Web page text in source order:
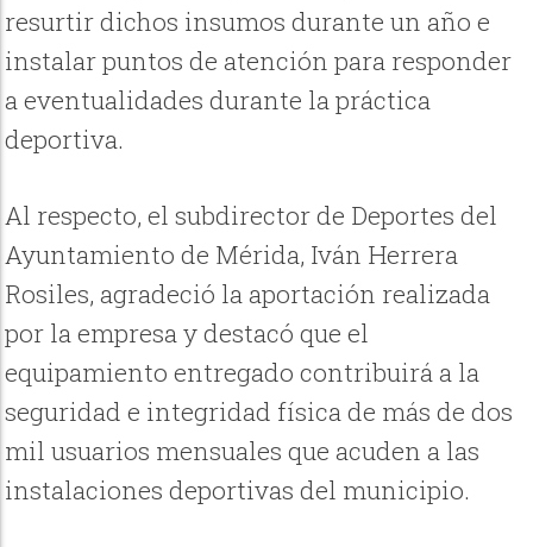
resurtir dichos insumos durante un año e
instalar puntos de atención para responder
a eventualidades durante la práctica
deportiva.
Al respecto, el subdirector de Deportes del
Ayuntamiento de Mérida, Iván Herrera
Rosiles, agradeció la aportación realizada
por la empresa y destacó que el
equipamiento entregado contribuirá a la
seguridad e integridad física de más de dos
mil usuarios mensuales que acuden a las
instalaciones deportivas del municipio.